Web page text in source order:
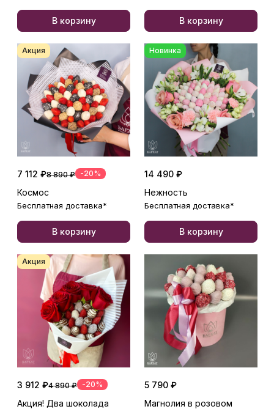
В корзину В корзину
Акция
7 112 ₽8 890 ₽ -20%
Космос
Бесплатная доставка*
В корзину
Новинка
14 490 ₽
Нежность
Бесплатная доставка*
В корзину
Акция
3 912 ₽4 890 ₽ -20%
Акция! Два шоколада
5 790 ₽
Магнолия в розовом